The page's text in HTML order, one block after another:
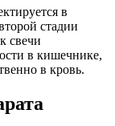
в
стадии
свечи
в кишечнике,
в кровь.